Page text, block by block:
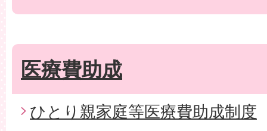
医療費助成
ひとり親家庭等医療費助成制度